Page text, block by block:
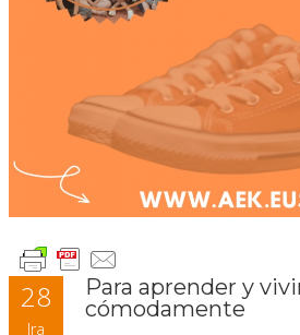
28
Ira
Para aprender y
cómodamente